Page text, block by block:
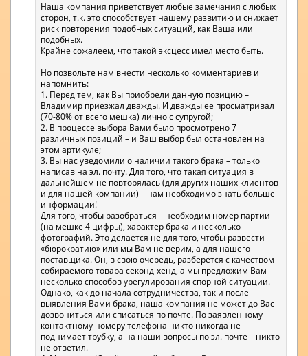
Наша компания приветствует любые замечания с любых
сторон, т.к. это способствует нашему развитию и снижает
риск повторения подобных ситуаций, как Ваша или
подобных.
Крайне сожалеем, что такой эксцесс имел место быть.
Но позвольте нам внести несколько комментариев и
напомнить:
1. Перед тем, как Вы приобрели данную позицию –
Владимир приезжал дважды. И дважды ее просматривал
(70-80% от всего мешка) лично с супругой;
2. В процессе выбора Вами было просмотрено 7
различных позиций – и Ваш выбор был остановлен на
этом артикуле;
3. Вы нас уведомили о наличии такого брака – только
написав на эл. почту. Для того, что такая ситуация в
дальнейшем не повторялась (для других наших клиентов
и для нашей компании) – нам необходимо знать больше
информации!
Для того, чтобы разобраться – необходим номер партии
(на мешке 4 цифры), характер брака и несколько
фотографий. Это делается не для того, чтобы развести
«бюрократию» или мы Вам не верим, а для нашего
поставщика. Он, в свою очередь, разберется с качеством
собираемого товара секонд-хенд, а мы предложим Вам
несколько способов урегулирования спорной ситуации.
Однако, как до начала сотрудничества, так и после
выявления Вами брака, наша компания не может до Вас
дозвониться или списаться по почте. По заявленному
контактному номеру телефона никто никогда не
поднимает трубку, а на наши вопросы по эл. почте – никто
не ответил.